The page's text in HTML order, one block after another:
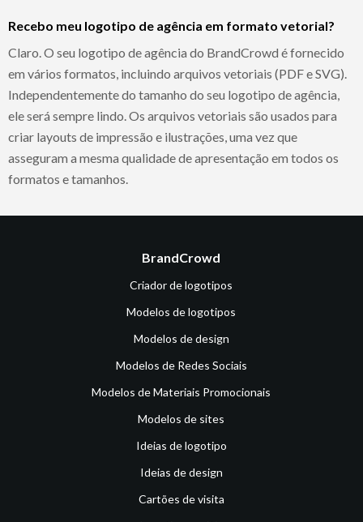
Recebo meu logotipo de agência em formato vetorial?
Claro. O seu logotipo de agência do BrandCrowd é fornecido
em vários formatos, incluindo arquivos vetoriais (PDF e SVG).
Independentemente do tamanho do seu logotipo de agência,
ele será sempre lindo. Os arquivos vetoriais são usados para
criar layouts de impressão e ilustrações, uma vez que
asseguram a mesma qualidade de apresentação em todos os
formatos e tamanhos.
BrandCrowd
Criador de logotipos
Modelos de logotipos
Modelos de design
Modelos de Redes Sociais
Modelos de Materiais Promocionais
Modelos de sites
Ideias de logotipo
Ideias de design
Cartões de visita